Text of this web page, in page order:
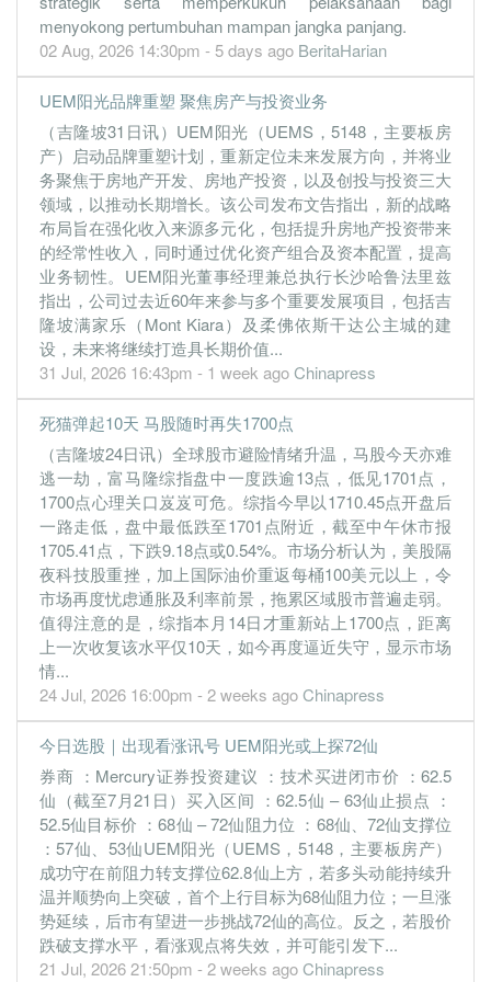
0.4100 0.000 1.3300 365.0m 20.7m 2
31 Dec, 2021
-3.0100 0.000 1.3200 496.3m -152.3m 4
2021-12-
-1.0000 0.000 1.3500 213.0m -50.4m 3
2021-09-
-0.1500
0.000 1.3700 249.1m -7.4m 2
2021-06-
-0.0900 0.000 1.3700 252.7m -4.3m 1 2021-03-
31 Dec, 2020
-2.6600 0.000 1.3600 611.6m -134.7m 4
2020-12-
-0.6400 0.000 1.5500 217.4m -28.9m 3
2020-09-
-2.0600
0.000 1.5500 112.0m -93.4m 2
31 Dec, 2019
2.7800 0.000 1.6100 1.2b 126.2m 4
2019-12-
0.6000 0.000 1.5800 327.6m 27.1m 3
2019-09-
0.8900
0.000 1.5800 1.0b 40.4m 2
2019-06-
0.6600 0.000 1.5700 419.3m 30.1m 1 2019-03-
31 Dec, 2018
0.4400 0.000 1.5600 752.8m 20.1m 4
2018-12-
0.4700
0.5600 0.000 1.5200 287.7m 25.3m 1
31 Dec, 2017
0.8300 1.000 1.5600 748.1m 37.7m 4
2017-12-
1.9100 0.000 1.5700 715.8m 86.6m 3
2017-09-
2.0800
0.000 1.5400 897.8m 94.6m 2
2017-06-
1.3500 0.000 1.5200 541.8m 61.3m 1 2017-03-
31 Dec, 2016
menyokong pertumbuhan mampan jangka panjang.
02 Aug, 2026 14:30pm - 5 days ago BeritaHarian
UEM阳光品牌重塑 聚焦房产与投资业务
（吉隆坡31日讯）UEM阳光（UEMS，5148，主要板房
产）启动品牌重塑计划，重新定位未来发展方向，并将业
务聚焦于房地产开发、房地产投资，以及创投与投资三大
领域，以推动长期增长。该公司发布文告指出，新的战略
布局旨在强化收入来源多元化，包括提升房地产投资带来
的经常性收入，同时通过优化资产组合及资本配置，提高
业务韧性。UEM阳光董事经理兼总执行长沙哈鲁法里兹
指出，公司过去近60年来参与多个重要发展项目，包括吉
隆坡满家乐（Mont Kiara）及柔佛依斯干达公主城的建
设，未来将继续打造具长期价值...
31 Jul, 2026 16:43pm - 1 week agoChinapress
死猫弹起10天 马股随时再失1700点
（吉隆坡24日讯）全球股市避险情绪升温，马股今天亦难
逃一劫，富马隆综指盘中一度跌逾13点，低见1701点，
1700点心理关口岌岌可危。综指今早以1710.45点开盘后
一路走低，盘中最低跌至1701点附近，截至中午休市报
1705.41点，下跌9.18点或0.54%。市场分析认为，美股隔
夜科技股重挫，加上国际油价重返每桶100美元以上，令
市场再度忧虑通胀及利率前景，拖累区域股市普遍走弱。
值得注意的是，综指本月14日才重新站上1700点，距离
上一次收复该水平仅10天，如今再度逼近失守，显示市场
情...
24 Jul, 2026 16:00pm - 2 weeks agoChinapress
今日选股｜出现看涨讯号 UEM阳光或上探72仙
券商 ：Mercury证券投资建议 ：技术买进闭市价 ：62.5
仙（截至7月21日）买入区间 ：62.5仙 – 63仙止损点 ：
52.5仙目标价 ：68仙 – 72仙阻力位 ：68仙、72仙支撑位
：57仙、53仙UEM阳光（UEMS，5148，主要板房产）
成功守在前阻力转支撑位62.8仙上方，若多头动能持续升
温并顺势向上突破，首个上行目标为68仙阻力位；一旦涨
势延续，后市有望进一步挑战72仙的高位。反之，若股价
跌破支撑水平，看涨观点将失效，并可能引发下...
21 Jul, 2026 21:50pm - 2 weeks agoChinapress